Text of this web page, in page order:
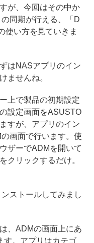
が、今回はその中か
同期が行える、「D
使い方を見ていきま
はNASアプリのイン
ませんね。
上で製品の初期設定
設定画面をASUSTO
すが、アプリのイン
画面で行います。使
ザーでADMを開いて
クリックするだけ。
ストールしてみまし
、ADMの画面上にあ
す。アプリはカテゴ